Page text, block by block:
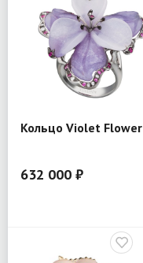
Кольцо Violet Flower
632 000 ₽